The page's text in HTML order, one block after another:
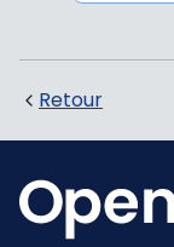
Retour